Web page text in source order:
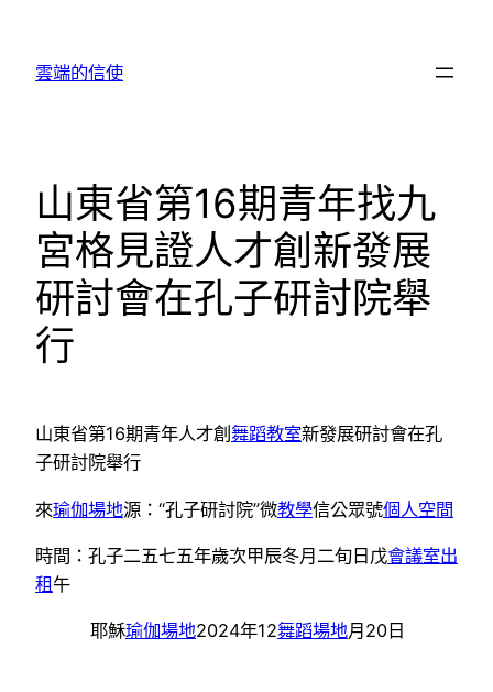
雲端的信使
山東省第16期青年找九
宮格見證人才創新發展
研討會在孔子研討院舉
行
山東省第16期青年人才創 舞蹈教室新發展研討會在孔
子研討院舉行
來瑜伽場地源：“孔子研討院”微教學信公眾號個人空間
時間：孔子二五七五年歲次甲辰冬月二旬日戊會議室出
租午
耶穌瑜伽場地2024年12舞蹈場地月20日